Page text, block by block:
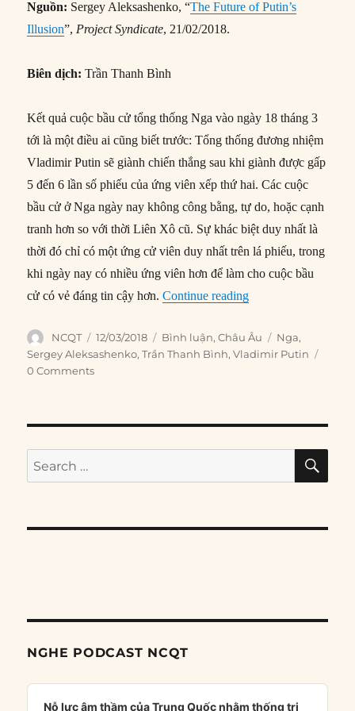
Nguồn: Sergey Aleksashenko, “The Future of Putin’s
Illusion”, Project Syndicate, 21/02/2018.
Biên dịch: Trần Thanh Bình
Kết quả cuộc bầu cử tổng thống Nga vào ngày 18 tháng 3
tới là một điều ai cũng biết trước: Tổng thống đương nhiệm
Vladimir Putin sẽ giành chiến thắng sau khi giành được gấp
5 đến 6 lần số phiếu của ứng viên xếp thứ hai. Các cuộc
bầu cử ở Nga ngày nay không công bằng, tự do, hoặc cạnh
tranh hơn so với thời Liên Xô cũ. Sự khác biệt duy nhất là
thời đó chỉ có một ứng cử viên duy nhất trên lá phiếu, trong
khi ngày nay có nhiều ứng viên hơn để làm cho cuộc bầu
cử có vẻ đáng tin cậy hơn.Continue reading“Nỗi ám ảnh của
Author
NCQT
Posted
on
12/03/2018 Categories
Bình luận,Châu Âu Tags
Nga,
Sergey Aleksashenko,Trần Thanh Bình,Vladimir Putin
0 Comments
Search
for:
NGHE PODCAST NCQT
Audio
Player
Nỗ lực âm thầm của Trung Quốc nhằm thống trị